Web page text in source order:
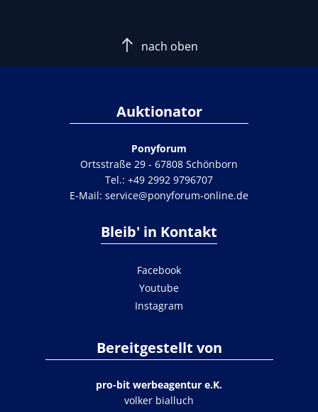
nach oben
Auktionator
Ponyforum
Ortsstraße 29 - 67808 Schönborn
Tel.: +49 2992 9796707
E-Mail: service@ponyforum-online.de
Bleib' in Kontakt
Facebook
Youtube
Instagram
Bereitgestellt von
pro-bit werbeagentur e.K.
volker bialluch